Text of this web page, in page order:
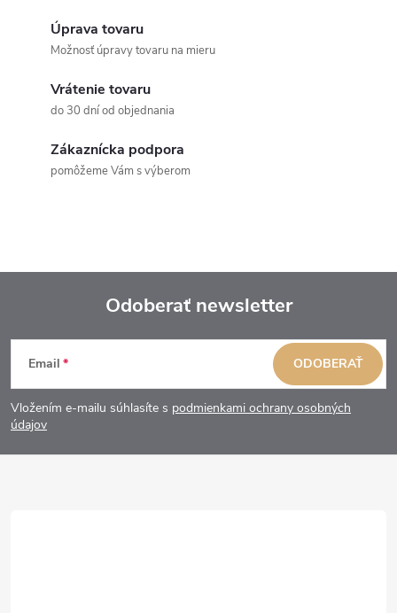
Úprava tovaru
Možnosť úpravy tovaru na mieru
Vrátenie tovaru
do 30 dní od objednania
Zákaznícka podpora
pomôžeme Vám s výberom
Z
á
p
Odoberať newsletter
Email
Vložením e-mailu súhlasíte s podmienkami ochrany osobných
údajov
ODOBERAŤ